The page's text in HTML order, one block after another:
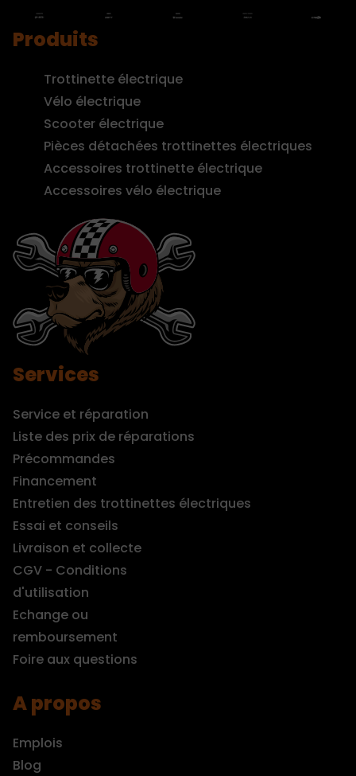
Produits
Trottinette électrique
Vélo électrique
Scooter électrique
Pièces détachées trottinettes électriques
Accessoires trottinette électrique
Accessoires vélo électrique
Services
Service et réparation
Liste des prix de réparations
Précommandes
Financement
Entretien des trottinettes électriques
Essai et conseils
Livraison et collecte
CGV - Conditions
d'utilisation
Echange ou
remboursement
Foire aux questions
A propos
Emplois
Blog